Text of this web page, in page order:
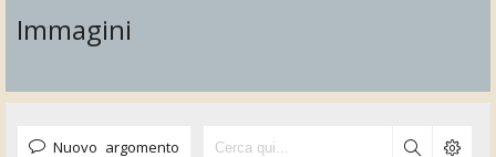
Immagini
Nuovo argomento